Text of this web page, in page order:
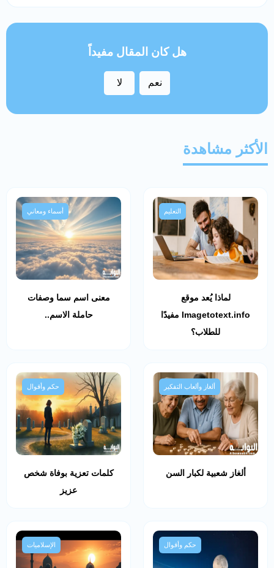
هل كان المقال مفيداً
نعم لا
الأكثر مشاهدة
التعليم
لماذا يُعد موقع
Imagetotext.info مفيدًا
للطلاب؟
أسماء ومعاني
معنى اسم سما وصفات
حاملة الاسم..
ألغاز وألعاب التفكير
ألغاز شعبية لكبار السن
حكم وأقوال
كلمات تعزية بوفاة شخص
عزيز
حكم وأقوال الإسلاميات